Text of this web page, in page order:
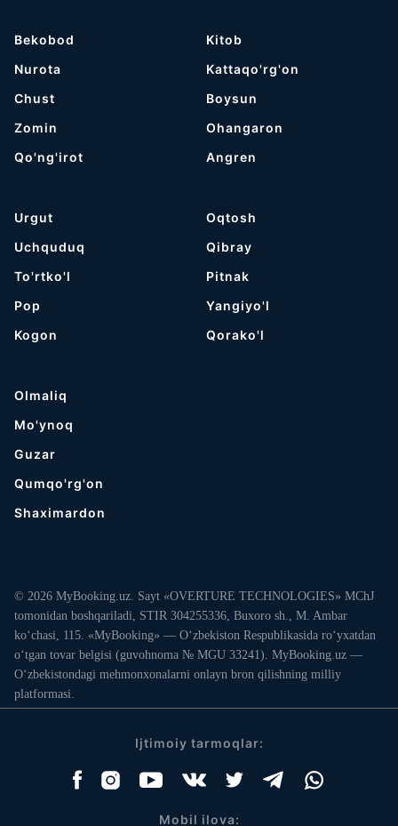
Bekobod
Nurota
Chust
Zomin
Qo'ng'irot
Kitob
Kattaqo'rg'on
Boysun
Ohangaron
Angren
Urgut
Uchquduq
To'rtko'l
Pop
Kogon
Oqtosh
Qibray
Pitnak
Yangiyo'l
Qorako'l
Olmaliq
Mo'ynoq
Guzar
Qumqo'rg'on
Shaximardon
© 2026 MyBooking.uz. Sayt «OVERTURE TECHNOLOGIES» MChJ
tomonidan boshqariladi, STIR 304255336, Buxoro sh., M. Ambar
ko‘chasi, 115. «MyBooking» — O‘zbekiston Respublikasida ro‘yxatdan
o‘tgan tovar belgisi (guvohnoma № MGU 33241). MyBooking.uz —
O‘zbekistondagi mehmonxonalarni onlayn bron qilishning milliy
platformasi.
Ijtimoiy tarmoqlar:
Mobil ilova: